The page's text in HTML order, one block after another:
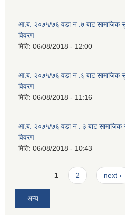
आ.ब. २०७५/७६ वडा न .७ बाट सामाजिक
विवरण
मिति: 06/08/2018 - 12:00
आ.ब. २०७५/७६ वडा न .६ बाट सामाजिक
विवरण
मिति: 06/08/2018 - 11:16
आ.ब. २०७५/७६ वडा न . ३ बाट सामाजिक
विवरण
मिति: 06/08/2018 - 10:43
Pages1 2 next ›
अन्य